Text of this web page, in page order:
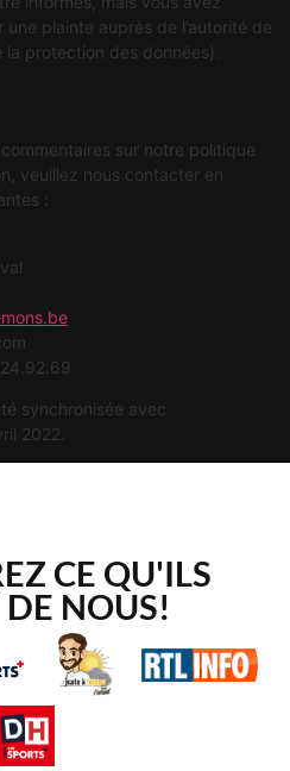
plainte auprès de l’autorité de
protection des données).
sur notre politique
veuillez nous contacter en
:
synchronisée avec
2022.
CE QU'ILS
NOUS!